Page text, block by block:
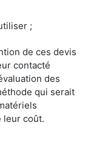
;
de ces devis
contacté
des
qui serait
leur coût.